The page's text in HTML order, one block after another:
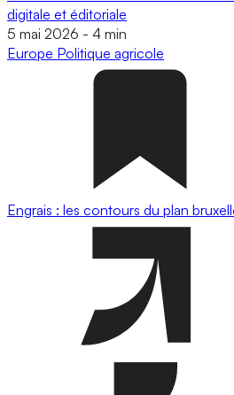
digitale et éditoriale
5 mai 2026 - 4 min
Europe Politique agricole
Engrais : les contours du plan